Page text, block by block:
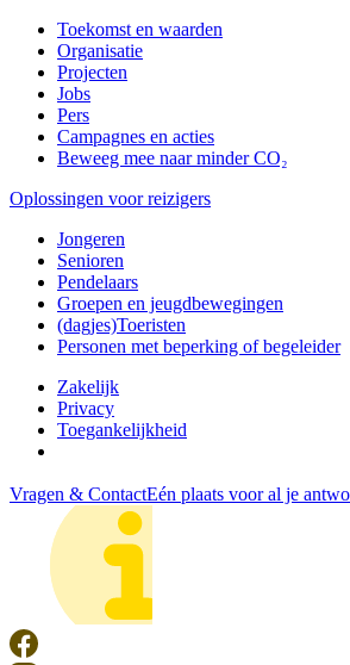
Toekomst en waarden
Organisatie
Projecten
Jobs
Pers
Campagnes en acties
Beweeg mee naar minder CO₂
Oplossingen voor reizigers
Jongeren
Senioren
Pendelaars
Groepen en jeugdbewegingen
(dagjes)Toeristen
Personen met beperking of begeleider
Zakelijk
Privacy
Toegankelijkheid
Vragen & ContactEén plaats voor al je